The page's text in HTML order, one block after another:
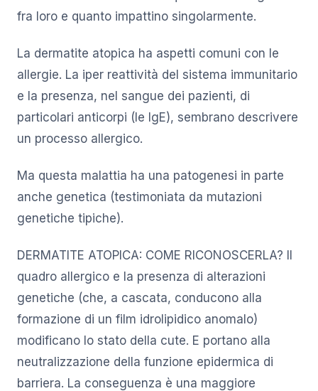
fra loro e quanto impattino singolarmente.
La dermatite atopica ha aspetti comuni con le
allergie. La iper reattività del sistema immunitario
e la presenza, nel sangue dei pazienti, di
particolari anticorpi (le IgE), sembrano descrivere
un processo allergico.
Ma questa malattia ha una patogenesi in parte
anche genetica (testimoniata da mutazioni
genetiche tipiche).
DERMATITE ATOPICA: COME RICONOSCERLA? Il
quadro allergico e la presenza di alterazioni
genetiche (che, a cascata, conducono alla
formazione di un film idrolipidico anomalo)
modificano lo stato della cute. E portano alla
neutralizzazione della funzione epidermica di
barriera. La conseguenza è una maggiore